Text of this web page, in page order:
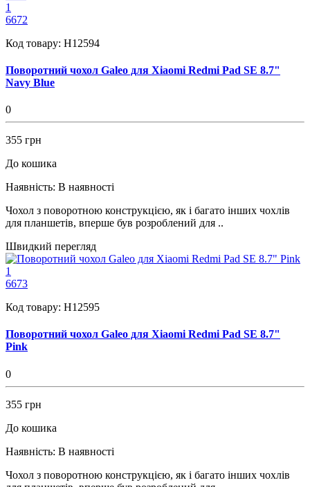
1
6672
Код товару: H12594
Поворотний чохол Galeo для Xiaomi Redmi Pad SE 8.7"
Navy Blue
0
355 грн
До кошика
Наявність: В наявності
Чохол з поворотною конструкцією, як і багато інших чохлів
для планшетів, вперше був розроблений для ..
Швидкий перегляд
1
6673
Код товару: H12595
Поворотний чохол Galeo для Xiaomi Redmi Pad SE 8.7"
Pink
0
355 грн
До кошика
Наявність: В наявності
Чохол з поворотною конструкцією, як і багато інших чохлів